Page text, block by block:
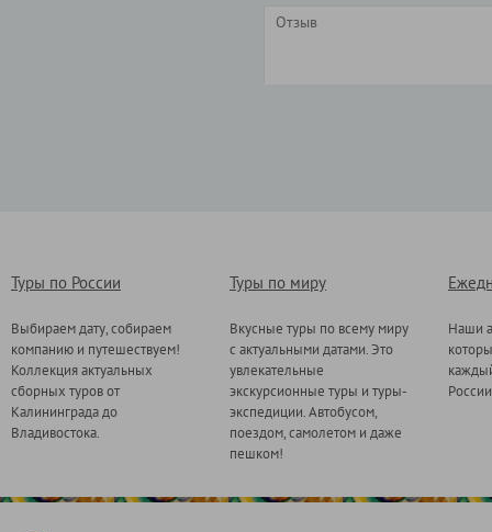
Туры по России
Выбираем дату, собираем
компанию и путешествуем!
Коллекция актуальных
сборных туров от
Калининграда до
Владивостока.
Туры по миру
Вкусные туры по всему миру
с актуальными датами. Это
увлекательные
экскурсионные туры и туры-
экспедиции. Автобусом,
поездом, самолетом и даже
пешком!
Наши